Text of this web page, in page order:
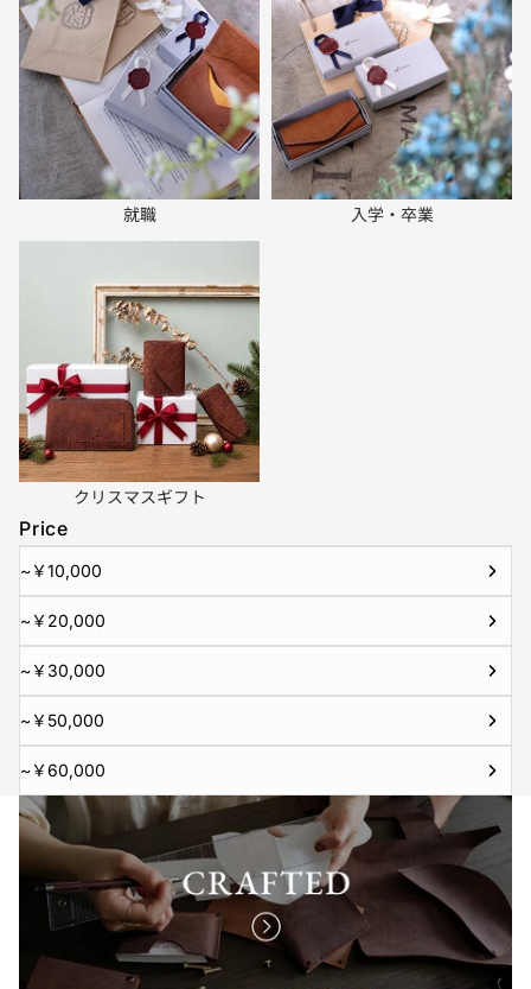
就職 入学・卒業
クリスマスギフト
Price
~￥10,000
~￥20,000
~￥30,000
~￥50,000
~￥60,000